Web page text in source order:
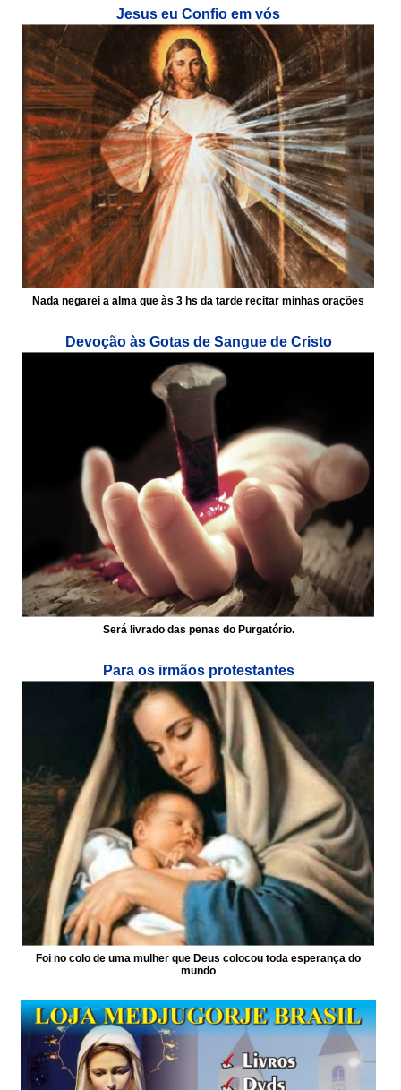
Jesus eu Confio em vós
Nada negarei a alma que às 3 hs da tarde recitar minhas orações
Devoção às Gotas de Sangue de Cristo
Será livrado das penas do Purgatório.
Para os irmãos protestantes
Foi no colo de uma mulher que Deus colocou toda esperança do
mundo